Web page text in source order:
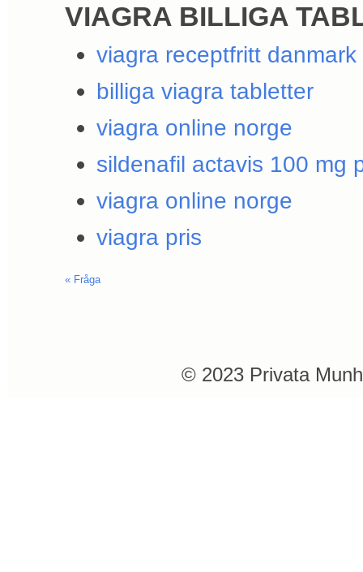
VIAGRA BILLIGA
viagra receptfritt danmark
billiga viagra tabletter
viagra online norge
sildenafil actavis 100 mg
viagra online norge
viagra pris
« Fråga
© 2023 Privata